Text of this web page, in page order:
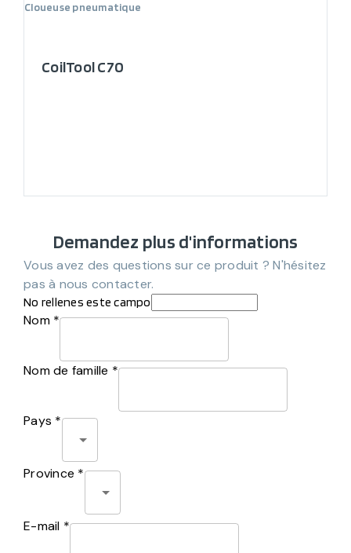
Cloueuse pneumatique
CoilTool C70
Demandez plus d'informations
Vous avez des questions sur ce produit ? N'hésitez
pas à nous contacter.
No rellenes este campo
Nom *
Nom de famille *
Pays *
Province *
E-mail *